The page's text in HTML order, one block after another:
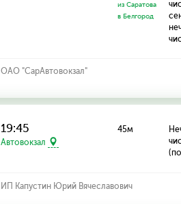
из Саратова
в Белгород
ОАО "СарАвтовокзал"
19:45
Автовокзал
45м
ИП Капустин Юрий Вячеславович